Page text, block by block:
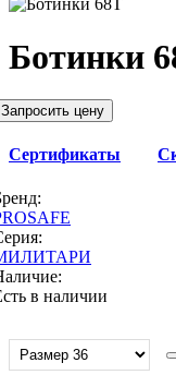
Ботинки
Запросить цену
Сертификаты
в наличии